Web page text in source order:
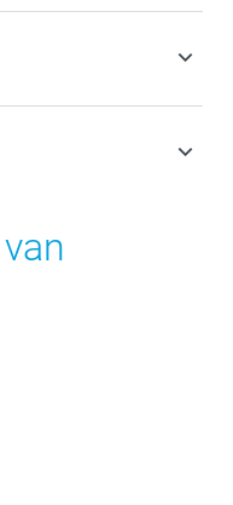
BTW en exclusief